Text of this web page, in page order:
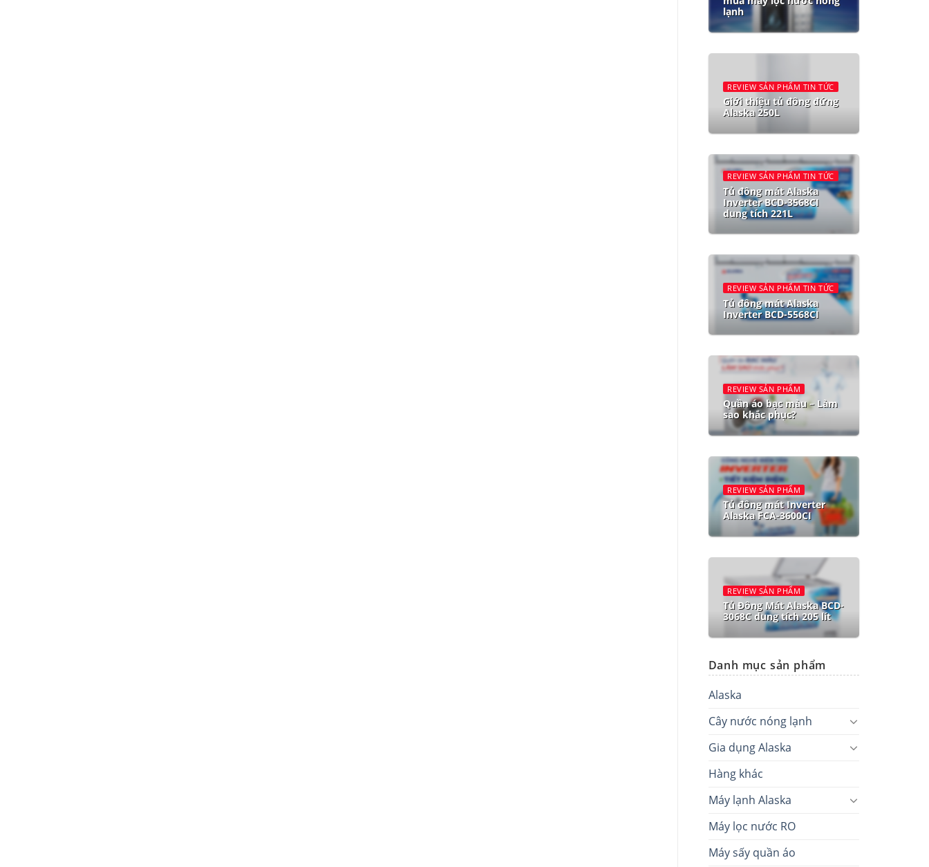
lạnh
REVIEW SẢN PHẨM TIN TỨC
Giới thiệu tủ đông đứng
Alaska 250L
REVIEW SẢN PHẨM TIN TỨC
Tủ đông mát Alaska
Inverter BCD-3568CI
dung tích 221L
REVIEW SẢN PHẨM TIN TỨC
Tủ đông mát Alaska
Inverter BCD-5568CI
REVIEW SẢN PHẨM
Quần áo bạc màu – Làm
sao khắc phục?
REVIEW SẢN PHẨM
Tủ đông mát Inverter
Alaska FCA-3600CI
REVIEW SẢN PHẨM
Tủ Đông Mát Alaska BCD-
3068C dung tích 205 lít
Danh mục sản phẩm
Alaska
Cây nước nóng lạnh
Gia dụng Alaska
Hàng khác
Máy lạnh Alaska
Máy lọc nước RO
Máy sấy quần áo